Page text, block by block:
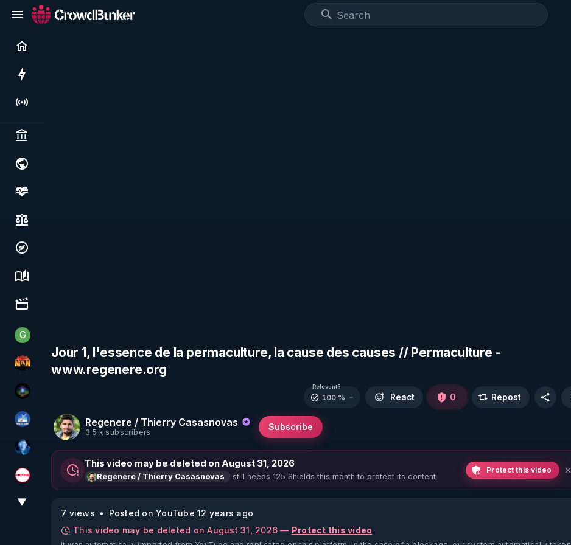
Live
Politics & institutions
Society, justice & freedoms
Economy, environment & technology
Science, history & spirituality
Culture, media & entertainment
G Generousbear
OHM ÉGA MAN
WakeUp
PAROLE LIBRE
AH2020
Magazine Nexus
▼
Jour 1, l'essence de la permaculture, la cause des causes // Permaculture -
www.regenere.org
Regenere / Thierry Casasnovas
3.5 k subscribers
Subscribe
Relevant?
100 % React 0 Repost
This video may be deleted on August 31, 2026
Regenere / Thierry Casasnovas still needs 125 Shields this month to protect its content
Protect this video
7 views
Posted on YouTube 12 years ago
This video may be deleted on August 31, 2026 — Protect this video